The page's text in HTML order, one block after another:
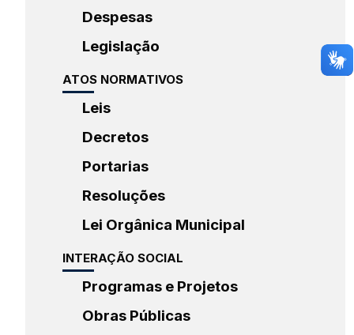
Despesas
Legislação
ATOS NORMATIVOS
Leis
Decretos
Portarias
Resoluções
Lei Orgânica Municipal
INTERAÇÃO SOCIAL
Programas e Projetos
Obras Públicas